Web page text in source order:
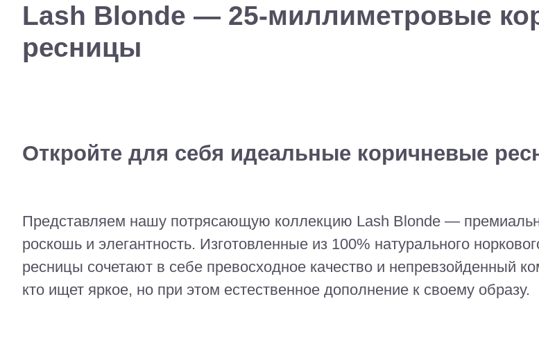
Lash Blonde — 25-миллиметровые
ресницы
Откройте для себя идеальные коричневые
Представляем нашу потрясающую коллекцию Lash Blonde —
роскошь и элегантность. Изготовленные из 100% натурального
ресницы сочетают в себе превосходное качество и непревзойденный
кто ищет яркое, но при этом естественное дополнение к своему образу.